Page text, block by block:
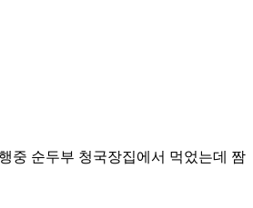
중 순두부 청국장집에서 먹었는데 짬